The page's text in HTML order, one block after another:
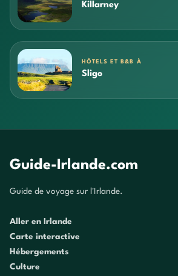
Killarney
HÔTELS ET B&B À
Sligo
Guide-Irlande.com
Guide de voyage sur l'Irlande.
Aller en Irlande
Carte interactive
Hébergements
Culture